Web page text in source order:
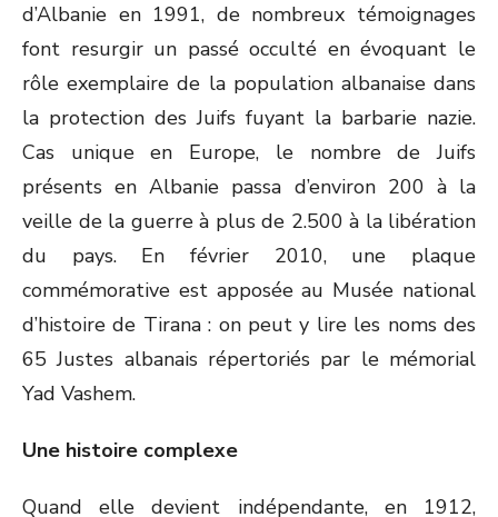
d’Albanie en 1991, de nombreux témoignages
font resurgir un passé occulté en évoquant le
rôle exemplaire de la population albanaise dans
la protection des Juifs fuyant la barbarie nazie.
Cas unique en Europe, le nombre de Juifs
présents en Albanie passa d’environ 200 à la
veille de la guerre à plus de 2.500 à la libération
du pays. En février 2010, une plaque
commémorative est apposée au Musée national
d’histoire de Tirana : on peut y lire les noms des
65 Justes albanais répertoriés par le mémorial
Yad Vashem.
Une histoire complexe
Quand elle devient indépendante, en 1912,